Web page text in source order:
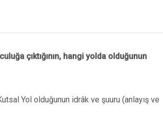
çıktığının, hangi yolda olduğunun
Yol olduğunun idrâk ve şuuru (anlayış ve